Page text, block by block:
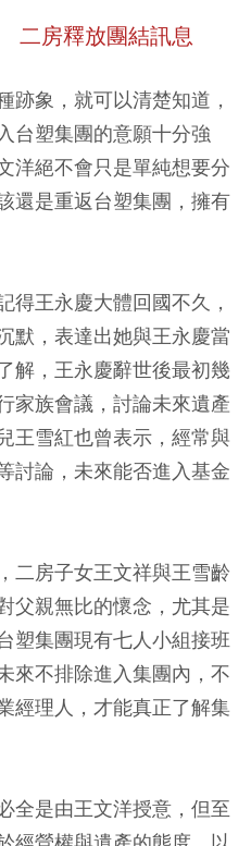
房釋放團結訊息
跡象，就可以清楚知道，
台塑集團的意願十分強
洋絕不會只是單純想要分
還是重返台塑集團，擁有
得王永慶大體回國不久，
默，表達出她與王永慶當
解，王永慶辭世後最初幾
家族會議，討論未來遺產
王雪紅也曾表示，經常與
討論，未來能否進入基金
二房子女王文祥與王雪齡
父親無比的懷念，尤其是
塑集團現有七人小組接班
來不排除進入集團內，不
經理人，才能真正了解集
全是由王文洋授意，但至